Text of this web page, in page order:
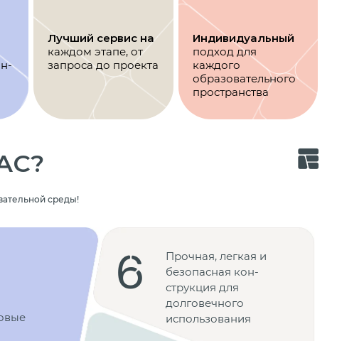
Лучший сервис на
каждом этапе, от
запроса до проекта
Индивидуальный
подход для
каждого
образовательного
пространства
среды!
6
Прочная, легкая и
безопасная кон­
струкция для
долговечного
использования